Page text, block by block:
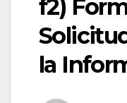
f2)
la